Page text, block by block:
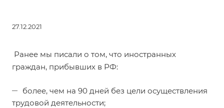
27.12.2021
Ранее мы писали о том, что иностранных
граждан, прибывших в РФ:
более, чем на 90 дней без цели осуществления
трудовой деятельности;